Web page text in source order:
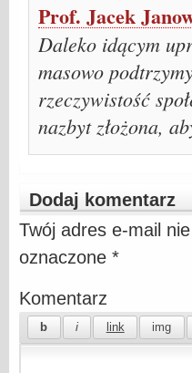
Prof. Jacek
Daleko idącym
masowo
rzeczywistość
nazbyt złożona,
Dodaj komentarz
Twój adres e-mail
oznaczone *
Komentarz